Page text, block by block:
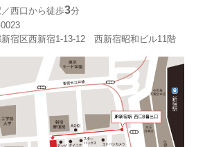
西口から徒歩3分
宿区西新宿1-13-12 西新宿昭和ビル11階